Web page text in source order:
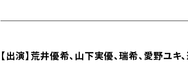
【出演】荒井優希、山下実優、瑞希、愛野ユキ